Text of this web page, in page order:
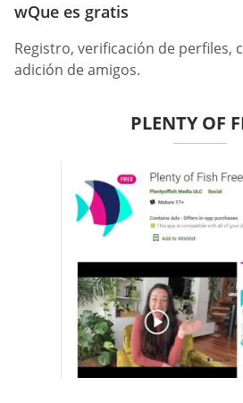
wQue es gratis
Registro, verificación de perfiles,
adición de amigos.
PLENTY OF